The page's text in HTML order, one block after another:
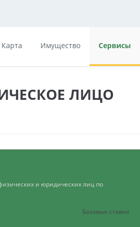
Имущество Сервисы
ЛИЦО
и юридических лиц по
Базовые ставки